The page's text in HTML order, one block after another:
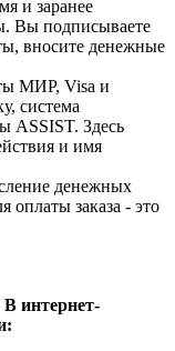
и заранее
Вы подписываете
вносите денежные
МИР, Visa и
система
ASSIST. Здесь
и имя
денежных
оплаты заказа - это
В интернет-